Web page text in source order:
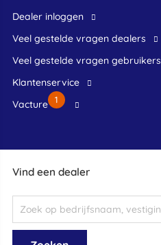
Vind een dealer
dealer inloggen
veel gestelde vragen dealers
veel gestelde vragen gebruikers
klantenservice
Vacture
1